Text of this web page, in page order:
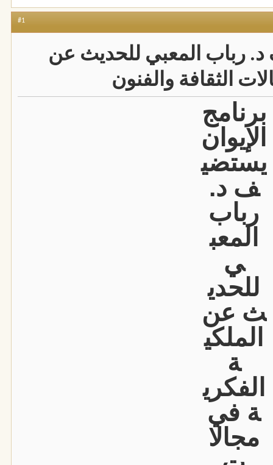
#1
د. رباب المعبي للحديث عن
الثقافة والفنون
برنامج
الإيوان
يستضي
ف د.
رباب
المعب
ي
للحدي
ث عن
الملكي
ة
الفكري
ة في
مجالا